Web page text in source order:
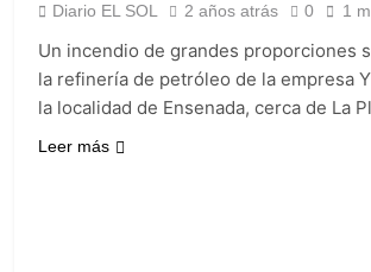
Diario EL SOL 2 años atrás 0 1
Un incendio de grandes proporciones
la refinería de petróleo de la empresa
la localidad de Ensenada, cerca de La
Leer más